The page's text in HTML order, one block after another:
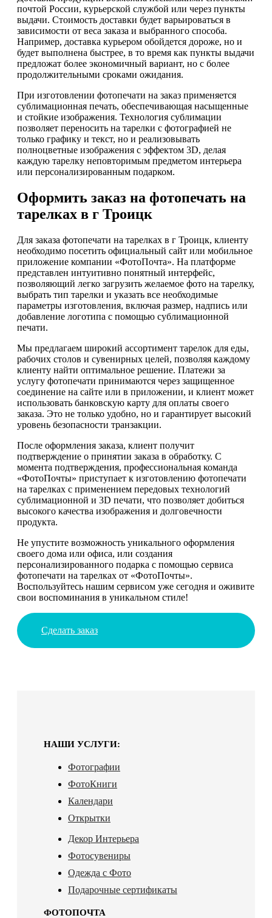
почтой России, курьерской службой или через пункты
выдачи. Стоимость доставки будет варьироваться в
зависимости от веса заказа и выбранного способа.
Например, доставка курьером обойдется дороже, но и
будет выполнена быстрее, в то время как пункты выдачи
предложат более экономичный вариант, но с более
продолжительными сроками ожидания.
При изготовлении фотопечати на заказ применяется
сублимационная печать, обеспечивающая насыщенные
и стойкие изображения. Технология сублимации
позволяет переносить на тарелки с фотографией не
только графику и текст, но и реализовывать
полноцветные изображения с эффектом 3D, делая
каждую тарелку неповторимым предметом интерьера
или персонализированным подарком.
Оформить заказ на фотопечать на
тарелках в г Троицк
Для заказа фотопечати на тарелках в г Троицк, клиенту
необходимо посетить официальный сайт или мобильное
приложение компании «ФотоПочта». На платформе
представлен интуитивно понятный интерфейс,
позволяющий легко загрузить желаемое фото на тарелку,
выбрать тип тарелки и указать все необходимые
параметры изготовления, включая размер, надпись или
добавление логотипа с помощью сублимационной
печати.
Мы предлагаем широкий ассортимент тарелок для еды,
рабочих столов и сувенирных целей, позволяя каждому
клиенту найти оптимальное решение. Платежи за
услугу фотопечати принимаются через защищенное
соединение на сайте или в приложении, и клиент может
использовать банковскую карту для оплаты своего
заказа. Это не только удобно, но и гарантирует высокий
уровень безопасности транзакции.
После оформления заказа, клиент получит
подтверждение о принятии заказа в обработку. С
момента подтверждения, профессиональная команда
«ФотоПочты» приступает к изготовлению фотопечати
на тарелках с применением передовых технологий
сублимационной и 3D печати, что позволяет добиться
высокого качества изображения и долговечности
продукта.
Не упустите возможность уникального оформления
своего дома или офиса, или создания
персонализированного подарка с помощью сервиса
фотопечати на тарелках от «ФотоПочты».
Воспользуйтесь нашим сервисом уже сегодня и оживите
свои воспоминания в уникальном стиле!
Сделать заказ
НАШИ УСЛУГИ:
Фотографии
ФотоКниги
Календари
Открытки
Декор Интерьера
Фотосувениры
Одежда с Фото
Подарочные сертификаты
ФОТОПОЧТА